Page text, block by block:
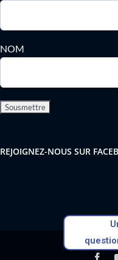
NOM
REJOIGNEZ-NOUS SUR